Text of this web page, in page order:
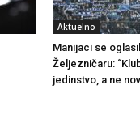
Aktuelno
Manijaci se
Željezničaru:
jedinstvo, a ne